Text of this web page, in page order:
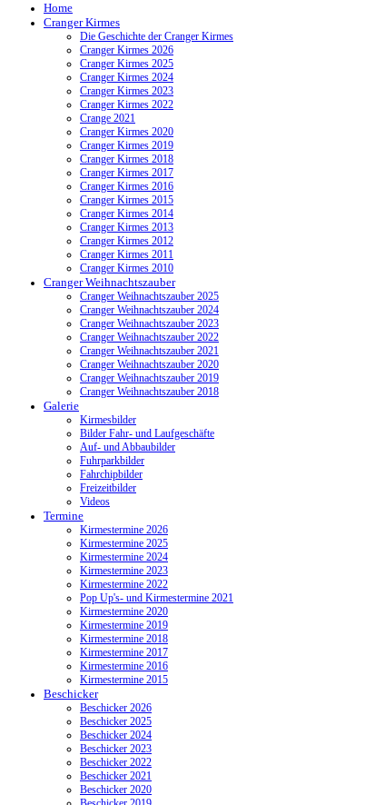
Home
Cranger Kirmes
Die Geschichte der Cranger Kirmes
Cranger Kirmes 2026
Cranger Kirmes 2025
Cranger Kirmes 2024
Cranger Kirmes 2023
Cranger Kirmes 2022
Crange 2021
Cranger Kirmes 2020
Cranger Kirmes 2019
Cranger Kirmes 2018
Cranger Kirmes 2017
Cranger Kirmes 2016
Cranger Kirmes 2015
Cranger Kirmes 2014
Cranger Kirmes 2013
Cranger Kirmes 2012
Cranger Kirmes 2011
Cranger Kirmes 2010
Cranger Weihnachtszauber
Cranger Weihnachtszauber 2025
Cranger Weihnachtszauber 2024
Cranger Weihnachtszauber 2023
Cranger Weihnachtszauber 2022
Cranger Weihnachtszauber 2021
Cranger Weihnachtszauber 2020
Cranger Weihnachtszauber 2019
Cranger Weihnachtszauber 2018
Galerie
Kirmesbilder
Bilder Fahr- und Laufgeschäfte
Auf- und Abbaubilder
Fuhrparkbilder
Fahrchipbilder
Freizeitbilder
Videos
Termine
Kirmestermine 2026
Kirmestermine 2025
Kirmestermine 2024
Kirmestermine 2023
Kirmestermine 2022
Pop Up's- und Kirmestermine 2021
Kirmestermine 2020
Kirmestermine 2019
Kirmestermine 2018
Kirmestermine 2017
Kirmestermine 2016
Kirmestermine 2015
Beschicker
Beschicker 2026
Beschicker 2025
Beschicker 2024
Beschicker 2023
Beschicker 2022
Beschicker 2021
Beschicker 2020